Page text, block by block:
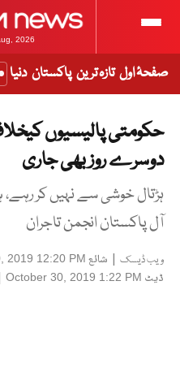
2026
صفحۂ اول تازہ ترین پاکستان دنیا
حکومتی پالیسیوں
دوسرے روز بھی جاری
ہڑتال خوشی سے نہیں کر
آل پاکستان انجمن تاجران
ویب ڈیسک | شائع 2019 12:20 PM
ڈیٹ October 30, 2019 1:22 PM